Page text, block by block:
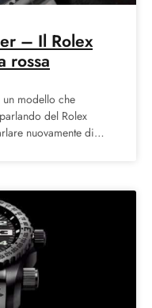
– Il Rolex
rossa
modello che
del Rolex
nuovamente di